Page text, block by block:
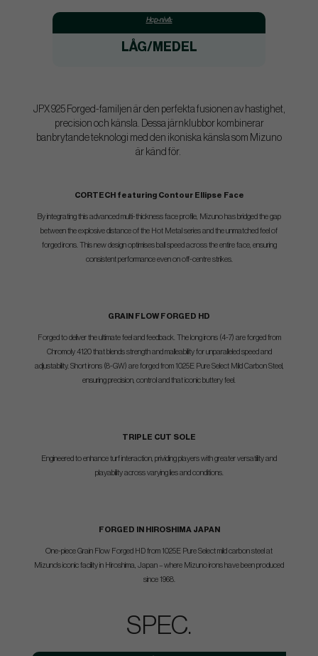
Hcp-nivå:
LÅG/MEDEL
JPX 925 Forged-familjen är den perfekta fusionen av hastighet,
precision och känsla. Dessa järnklubbor kombinerar
banbrytande teknologi med den ikoniska känsla som Mizuno
är känd för.
CORTECH featuring Contour Ellipse Face
By integrating this advanced multi-thickness face profile, Mizuno has bridged the gap
between the explosive distance of the Hot Metal series and the unmatched feel of
forged irons. This new design optimises ball speed across the entire face, ensuring
consistent performance even on off-centre strikes.
GRAIN FLOW FORGED HD
Forged to deliver the ultimate feel and feedback. The long irons (4-7) are forged from
Chromoly 4120 that blends strength and malleability for unparalleled speed and
adjustability. Short irons (8-GW) are forged from 1025E Pure Select Mild Carbon Steel,
ensuring precision, control and that iconic buttery feel.
TRIPLE CUT SOLE
Engineered to enhance turf interaction, prividing players with greater versatility and
playability across varying lies and conditions.
FORGED IN HIROSHIMA JAPAN
One-piece Grain Flow Forged HD from 1025E Pure Select mild carbon steel at
Mizuno's iconic facility in Hiroshima, Japan – where Mizuno irons have been produced
since 1968.
SPEC.